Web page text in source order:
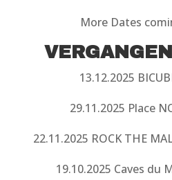
More Dates
13.12.2025
29.11.2025 Place
22.11.2025 ROCK THE
19.10.2025 Caves du